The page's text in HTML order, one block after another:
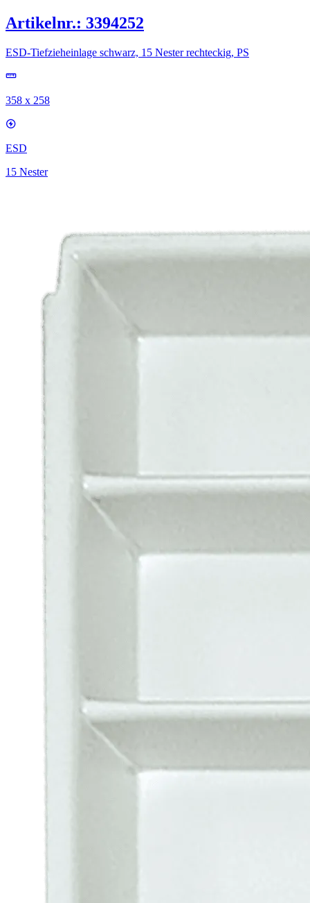
Artikelnr.: 3394252
ESD-Tiefzieheinlage schwarz, 15 Nester rechteckig, PS
358 x 258
ESD
15 Nester